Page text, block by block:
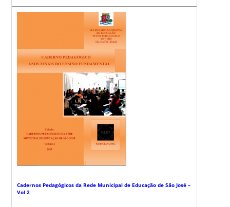
Cadernos Pedagógicos da Rede Municipal de Educação de São José –
Vol 2